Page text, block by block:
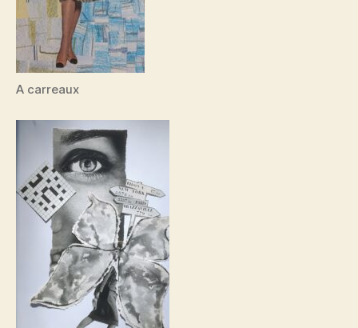
A carreaux